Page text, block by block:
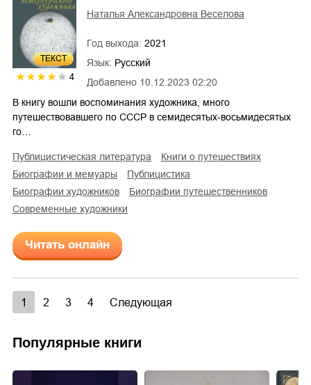
ТЕКСТ
4 Добавлено 10.12.2023 02:20
Наталья Александровна Веселова
Год выхода: 2021
Язык: Русский
В книгу вошли воспоминания художника, много
путешествовавшего по СССР в семидесятых-восьмидесятых
го…
публицистическая литература
книги о путешествиях
биографии и мемуары
публицистика
биографии художников
биографии путешественников
современные художники
Читать онлайн
1 2 3 4 Следующая
Популярные книги